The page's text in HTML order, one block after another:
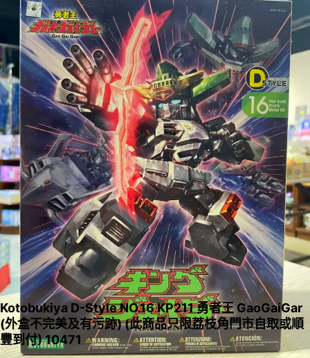
Kotobukiya D-Style NO.16 KP211 勇者王 GaoGaiGar
(外盒不完美及有污跡) (此商品只限荔枝角門市自取或順
豐到付) 10471